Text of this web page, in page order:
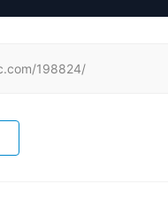
198824/